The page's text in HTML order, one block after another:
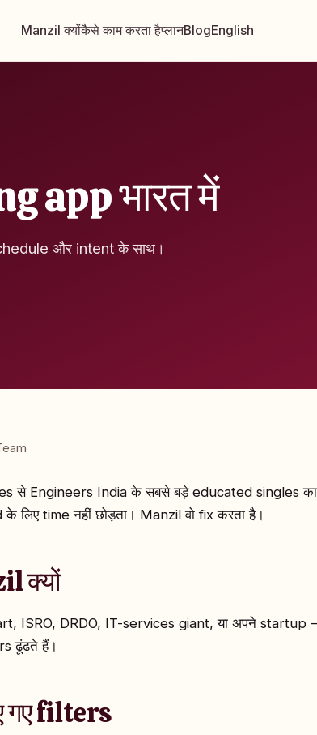
Manzil क्योंकैसे काम करता हैप्लानBlogEnglish
app भारत में
और intent के साथ।
से Engineers India के सबसे बड़े educated singles
time नहीं छोड़ता। Manzil वो fix करता है।
क्यों
ISRO, DRDO, IT-services giant, या अपने
ढूंढते हैं।
गए filters